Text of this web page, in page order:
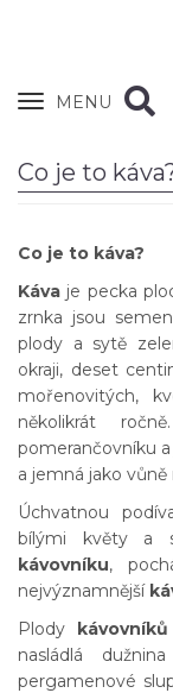
Zobrazit
MENU
Co je to
Co je to káva?
Káva je pecka
zrnka jsou
plody a sytě
okraji, deset
mořenovitých,
několikrát
pomerančovníku
a jemná jako vůně
Úchvatnou
bílými květy a
kávovníku,
nejvýznamnější
Plody kávovníků
nasládlá
pergamenové